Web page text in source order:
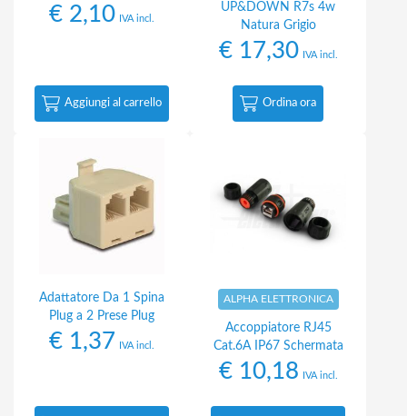
€ 2,10 IVA incl.
Aggiungi al carrello
UP&DOWN R7s 4w
Natura Grigio
€17,30 IVA incl.
Ordina ora
Adattatore Da 1 Spina
Plug a 2 Prese Plug
€ 1,37 IVA incl.
ALPHA ELETTRONICA
Accoppiatore RJ45
Cat.6A IP67 Schermata
€10,18 IVA incl.